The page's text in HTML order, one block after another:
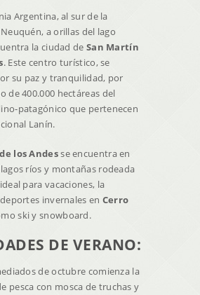
Argentina, al sur de la
a orillas del lago
la ciudad de San Martín
. Este centro turístico, se
su paz y tranquilidad, por
de 400.000 hectáreas del
patagónico que pertenecen
Lanín.
los Andesse encuentra en
ríos y montañas rodeada
para vacaciones, la
invernales en Cerro
ski y snowboard.
DE VERANO:
de octubre comienza la
pesca con mosca de truchas y